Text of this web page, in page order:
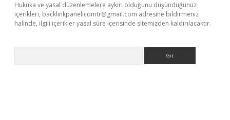
Hukuka ve yasal düzenlemelere aykırı olduğunu düşündüğünüz
içerikleri, backlinkpanelicomtr@gmail.com adresine bildirmeniz
halinde, ilgili içerikler yasal süre içerisinde sitemizden kaldırılacaktır.